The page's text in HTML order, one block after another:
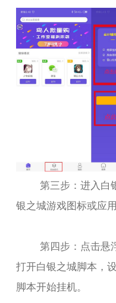
第三步：进入白
银之城游戏图标或应
第四步：点击悬
打开白银之城脚本，
脚本开始挂机。